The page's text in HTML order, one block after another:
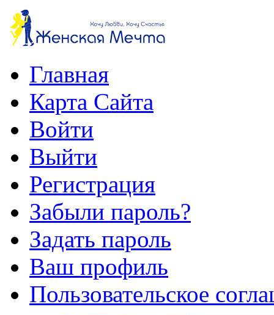
Главная
Карта Сайта
Войти
Выйти
Регистрация
Забыли пароль?
Задать пароль
Ваш профиль
Пользовательское